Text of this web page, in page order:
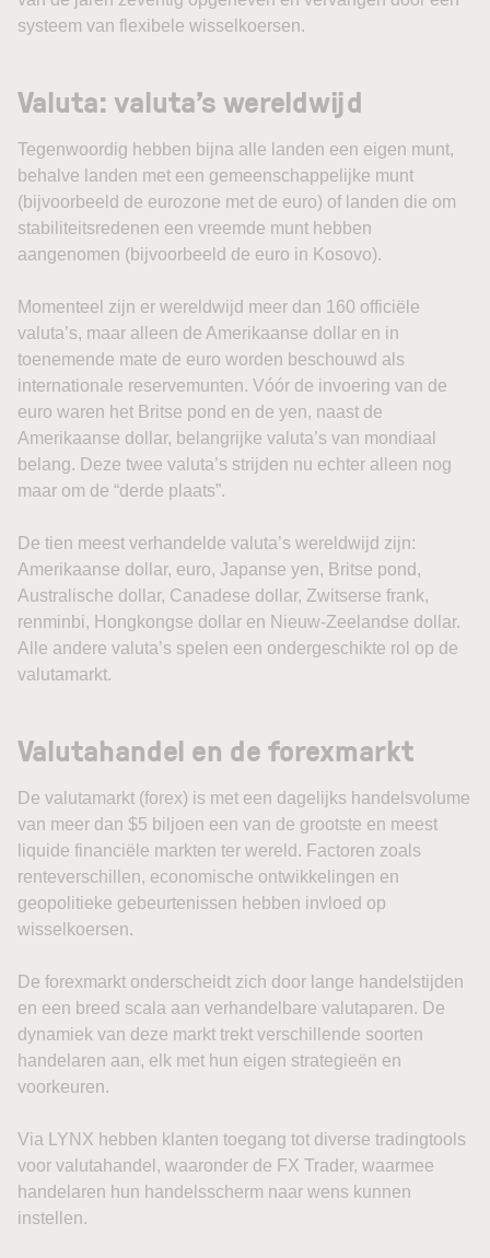
systeem van flexibele wisselkoersen.
Valuta: valuta’s wereldwijd
Tegenwoordig hebben bijna alle landen een eigen munt,
behalve landen met een gemeenschappelijke munt
(bijvoorbeeld de eurozone met de euro) of landen die om
stabiliteitsredenen een vreemde munt hebben
aangenomen (bijvoorbeeld de euro in Kosovo).
Momenteel zijn er wereldwijd meer dan 160 officiële
valuta’s, maar alleen de Amerikaanse dollar en in
toenemende mate de euro worden beschouwd als
internationale reservemunten. Vóór de invoering van de
euro waren het Britse pond en de yen, naast de
Amerikaanse dollar, belangrijke valuta’s van mondiaal
belang. Deze twee valuta’s strijden nu echter alleen nog
maar om de “derde plaats”.
De tien meest verhandelde valuta’s wereldwijd zijn:
Amerikaanse dollar, euro, Japanse yen, Britse pond,
Australische dollar, Canadese dollar, Zwitserse frank,
renminbi, Hongkongse dollar en Nieuw-Zeelandse dollar.
Alle andere valuta’s spelen een ondergeschikte rol op de
valutamarkt.
Valutahandel en de forexmarkt
De valutamarkt (forex) is met een dagelijks handelsvolume
van meer dan $5 biljoen een van de grootste en meest
liquide financiële markten ter wereld. Factoren zoals
renteverschillen, economische ontwikkelingen en
geopolitieke gebeurtenissen hebben invloed op
wisselkoersen.
De forexmarkt onderscheidt zich door lange handelstijden
en een breed scala aan verhandelbare valutaparen. De
dynamiek van deze markt trekt verschillende soorten
handelaren aan, elk met hun eigen strategieën en
voorkeuren.
Via LYNX hebben klanten toegang tot diverse tradingtools
voor valutahandel, waaronder de FX Trader, waarmee
handelaren hun handelsscherm naar wens kunnen
instellen.